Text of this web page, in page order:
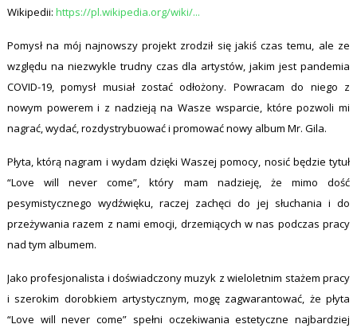
Wikipedii: https://pl.wikipedia.org/wiki/...
Pomysł na mój najnowszy projekt zrodził się jakiś czas temu, ale ze
względu na niezwykle trudny czas dla artystów, jakim jest pandemia
COVID-19, pomysł musiał zostać odłożony. Powracam do niego z
nowym powerem i z nadzieją na Wasze wsparcie, które pozwoli mi
nagrać, wydać, rozdystrybuować i promować nowy album Mr. Gila.
Płyta, którą nagram i wydam dzięki Waszej pomocy, nosić będzie tytuł
“Love will never come”, który mam nadzieję, że mimo dość
pesymistycznego wydźwięku, raczej zachęci do jej słuchania i do
przeżywania razem z nami emocji, drzemiących w nas podczas pracy
nad tym albumem.
Jako profesjonalista i doświadczony muzyk z wieloletnim stażem pracy
i szerokim dorobkiem artystycznym, mogę zagwarantować, że płyta
“Love will never come” spełni oczekiwania estetyczne najbardziej